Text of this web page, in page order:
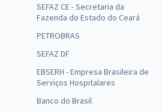
SEFAZ CE - Secretaria da
Fazenda do Estado do Ceará
PETROBRAS
SEFAZ DF
EBSERH - Empresa Brasileira de
Serviços Hospitalares
Banco do Brasil